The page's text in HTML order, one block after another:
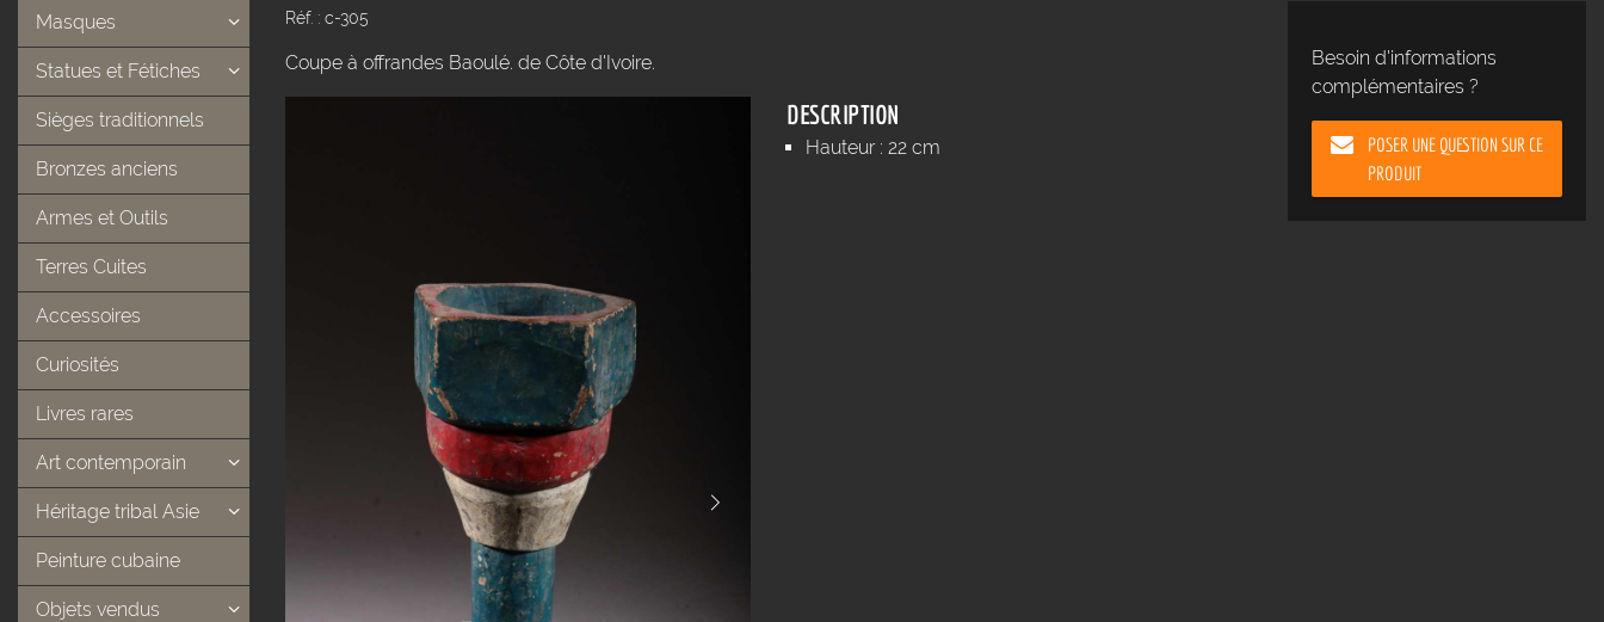
Masques
Statues et Fétiches
Sièges traditionnels
Bronzes anciens
Armes et Outils
Terres Cuites
Accessoires
Curiosités
Livres rares
Art contemporain
Héritage tribal Asie
Peinture cubaine
Objets vendus
Réf. : c-305
Coupe à offrandes Baoulé. de Côte d'Ivoire.
DESCRIPTION
Hauteur : 22 cm
Besoin d'informations
complémentaires ?
POSER UNE QUESTION SUR CE
PRODUIT